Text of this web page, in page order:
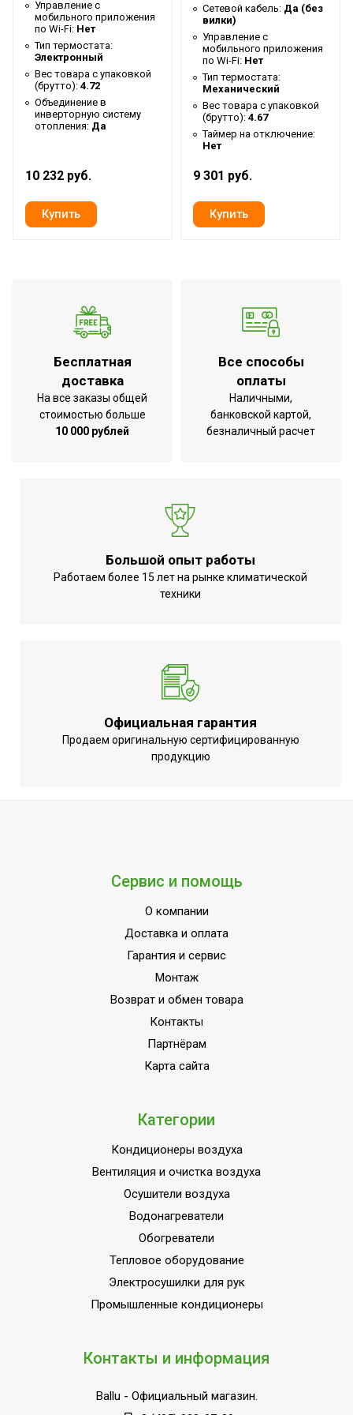
Ширина упаковки товара
82
Бренд
Ballu
Макс. потребляемая
мощность
0.8
Тип нагревательного
элемента
Инфракрасный
3 года
Регулировка угла наклона
Нет
Серия
GSW
Высота товара
3
Глубина товара
Срок службы
Гарантия 3 года
Ширина товара
Количество режимов
нагрева
Да (при
Защитная решетка
Нет
Использование в
Механическая
регулировка
Вид управления
Отсутствует
Вариант размещения
Потолочное
элементов в комплекте
Пульт управления в
Подвесная
Защита от перегрева
использовании
терморегулятора)
Область применения
оборудование (для
домашнего
использования)
Длина кабеля
1.5
обогрева, кВт
0,80
Управление c
мобильного приложения
по Wi-Fi: Нет
Тип термостата:
Электронный
Вес товара с упаковкой
(брутто): 4.72
Объединение в
инверторную систему
отопления: Да
10 232 руб.
Сетевой кабель: Да (без
вилки)
Управление c
мобильного приложения
по Wi-Fi: Нет
Тип термостата:
Механический
Вес товара с упаковкой
(брутто): 4.67
Таймер на отключение:
Нет
9 301 руб.
Бесплатная
доставка
На все заказы общей
стоимостью больше
10 000 рублей
Все способы
оплаты
Наличными,
банковской картой,
безналичный расчет
Большой опыт работы
Работаем более 15 лет на рынке климатической
техники
Официальная гарантия
Продаем оригинальную сертифицированную
продукцию
Сервис и помощь
О компании
Доставка и оплата
Гарантия и сервис
Монтаж
Возврат и обмен товара
Контакты
Партнёрам
Карта сайта
Категории
Кондиционеры воздуха
Вентиляция и очистка воздуха
Осушители воздуха
Водонагреватели
Обогреватели
Тепловое оборудование
Электросушилки для рук
Промышленные кондиционеры
Контакты и информация
Ballu - Официальный магазин.